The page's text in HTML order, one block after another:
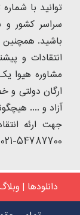
باشید. همچنین
انتقادات و
مشاوره هیوا
ارگان دولتی
آزاد و ....
جهت ارئه
54787700-021 تماس حاصل فرمایید.
دانلودها |